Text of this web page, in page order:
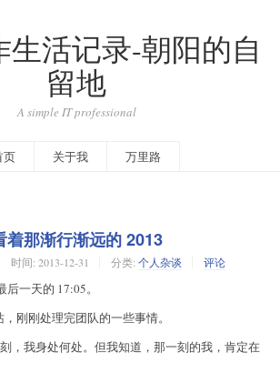
生活记录-朝阳的自
留地
A simple IT professional
页 关于我 万里路
着那渐行渐远的 2013
时间: 2013-12-31 分类: 个人杂谈 评论
一天的 17:05。
刚刚处理完团队的一些事情。
，我身处何处。但我知道，那一刻的我，肯定在